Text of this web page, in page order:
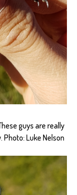
guys are really
Luke Nelson